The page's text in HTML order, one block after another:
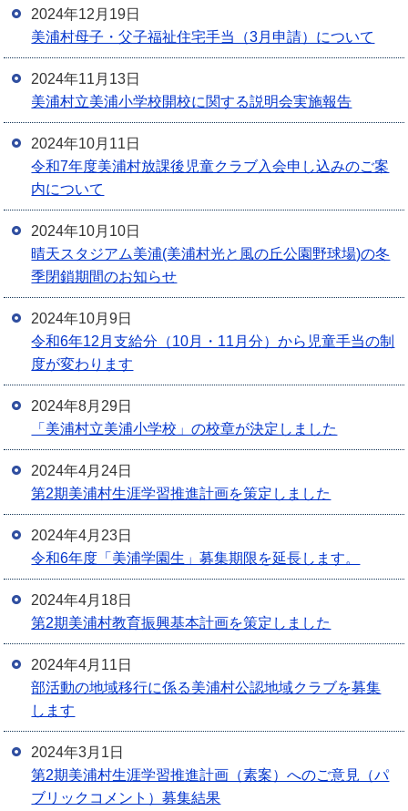
2024年12月19日
美浦村母子・父子福祉住宅手当（3月申請）について
2024年11月13日
美浦村立美浦小学校開校に関する説明会実施報告
2024年10月11日
令和7年度美浦村放課後児童クラブ入会申し込みのご案
内について
2024年10月10日
晴天スタジアム美浦(美浦村光と風の丘公園野球場)の冬
季閉鎖期間のお知らせ
2024年10月9日
令和6年12月支給分（10月・11月分）から児童手当の制
度が変わります
2024年8月29日
「美浦村立美浦小学校」の校章が決定しました
2024年4月24日
第2期美浦村生涯学習推進計画を策定しました
2024年4月23日
令和6年度「美浦学園生」募集期限を延長します。
2024年4月18日
第2期美浦村教育振興基本計画を策定しました
2024年4月11日
部活動の地域移行に係る美浦村公認地域クラブを募集
します
2024年3月1日
第2期美浦村生涯学習推進計画（素案）へのご意見（パ
ブリックコメント）募集結果